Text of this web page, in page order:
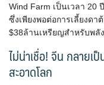
Wind Farm เป็นเวลา 20
ซึ่งเพียงพอต่อการเลี้ยงด
$38ล้านเหรียญสำหรับพลั
ไม่น่าเชื่อ! จีน กลายเ
สะอาดโลก